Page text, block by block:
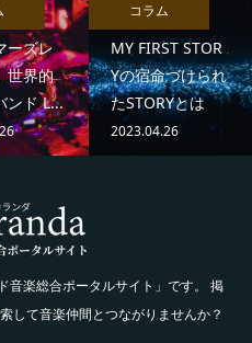
ーズレ
世界的
ンド L...
MY FIRST STOR
Yの宿命づけられ
たSTORYとは
2023.04.26
コラム
音楽総合ポータルサイト」です。 掲
して音楽仲間とつながりませんか？